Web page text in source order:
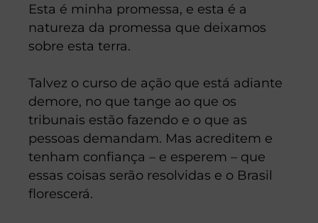
Esta é minha promessa, e esta é a
natureza da promessa que deixamos
sobre esta terra.
Talvez o curso de ação que está adiante
demore, no que tange ao que os
tribunais estão fazendo e o que as
pessoas demandam. Mas acreditem e
tenham confiança – e esperem – que
essas coisas serão resolvidas e o Brasil
florescerá.